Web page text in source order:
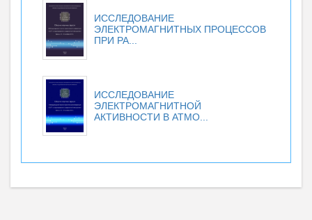
ИССЛЕДОВАНИЕ
ЭЛЕКТРОМАГНИТНЫХ ПРОЦЕССОВ
ПРИ РА...
ИССЛЕДОВАНИЕ
ЭЛЕКТРОМАГНИТНОЙ
АКТИВНОСТИ В АТМО...